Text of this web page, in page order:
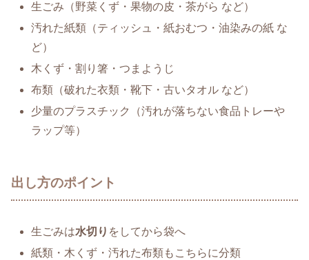
生ごみ（野菜くず・果物の皮・茶がら など）
汚れた紙類（ティッシュ・紙おむつ・油染みの紙 な
ど）
木くず・割り箸・つまようじ
布類（破れた衣類・靴下・古いタオル など）
少量のプラスチック（汚れが落ちない食品トレーや
ラップ等）
出し方のポイント
生ごみは水切り をしてから袋へ
紙類・木くず・汚れた布類もこちらに分類